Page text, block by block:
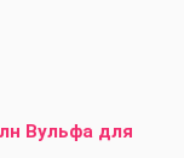
Вульфа для